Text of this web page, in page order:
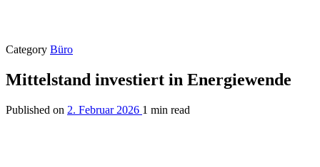
Category Büro
Mittelstand investiert in Energiewende
Published on 2. Februar 2026 1 min read